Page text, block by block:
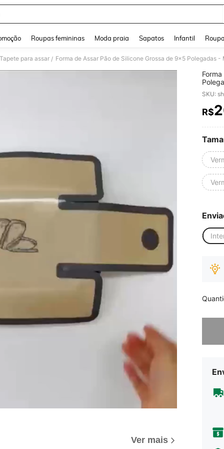
Roupas femininas Moda praia Sapatos Infantil
Tapete para assar /
Ver mais
de
Forno
SKU:
R$